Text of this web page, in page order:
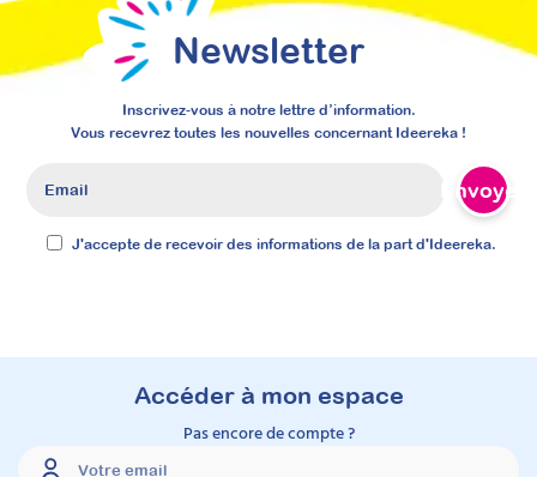
Newsletter
Inscrivez-vous à notre lettre d’information.
Vous recevrez toutes les nouvelles concernant Ideereka !
Envoyer
J'accepte de recevoir des informations de la part d'Ideereka.
Accéder à mon espace
Pas encore de compte ?